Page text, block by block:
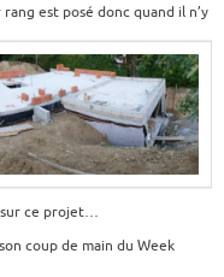
est posé donc quand il n’y
sur ce projet…
coup de main du Week